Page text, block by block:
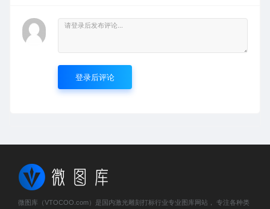
登录后评论
微图库（VTOCOO.com）是国内激光雕刻打标行业专业图库网站， 专注各种类